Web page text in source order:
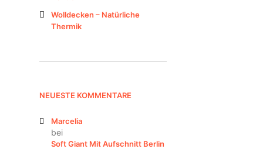
Wolldecken – Natürliche
Thermik
NEUESTE KOMMENTARE
Marcelia
bei
Soft Giant Mit Aufschnitt Berlin